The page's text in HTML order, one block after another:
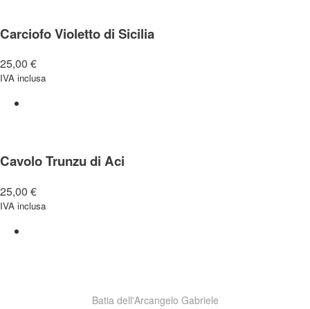
Carciofo Violetto di Sicilia
25,00 €
IVA inclusa
Cavolo Trunzu di Aci
25,00 €
IVA inclusa
Batia dell'Arcangelo Gabriele